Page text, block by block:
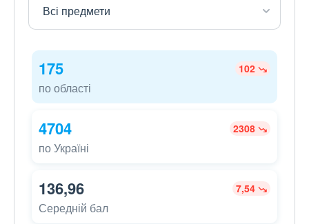
175 102
по області
4704 2308
по Україні
136,96 7,54
Середній бал